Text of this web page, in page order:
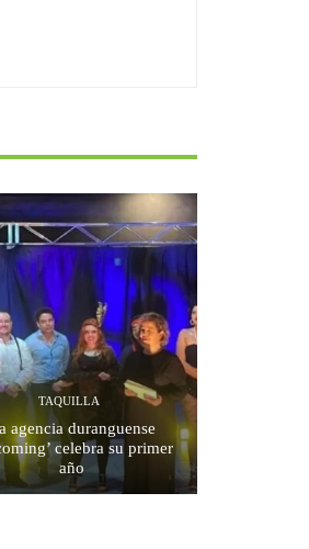
TAQUILLA
agencia duranguense
celebra su primer
año